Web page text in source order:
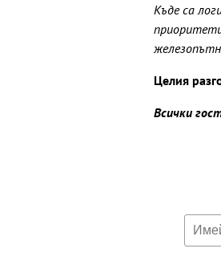
Къде са
Целия
Всички